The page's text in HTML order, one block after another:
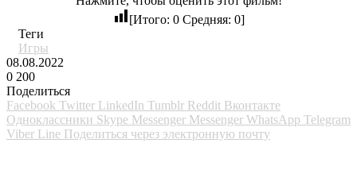
[Итого: 0Средняя: 0]
Теги
Игры
08.08.2022
0 200
Поделиться
Facebook Twitter LinkedIn Tumblr Reddit Вконтакте
Одноклассники Skype Messenger Messenger WhatsApp Telegram
Viber Line Поделиться через электронную почту